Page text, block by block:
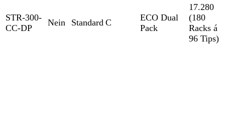
STR-300-
CC-DP
Nein Standard C
ECO Dual
Pack
17.280
(180
Racks á
96 Tips)